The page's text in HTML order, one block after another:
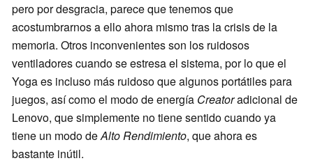
pero por desgracia, parece que tenemos que
acostumbrarnos a ello ahora mismo tras la crisis de la
memoria. Otros inconvenientes son los ruidosos
ventiladores cuando se estresa el sistema, por lo que el
Yoga es incluso más ruidoso que algunos portátiles para
juegos, así como el modo de energía Creatoradicional de
Lenovo, que simplemente no tiene sentido cuando ya
tiene un modo deAlto Rendimiento, que ahora es
bastante inútil.